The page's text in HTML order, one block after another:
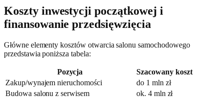
Koszty inwestycji początkowej i
finansowanie przedsięwzięcia
Główne elementy kosztów otwarcia salonu samochodowego
przedstawia poniższa tabela:
Pozycja
Szacowany koszt
Zakup/wynajem nieruchomości
do 1 mln zł
Budowa salonu z serwisem
ok. 4 mln zł